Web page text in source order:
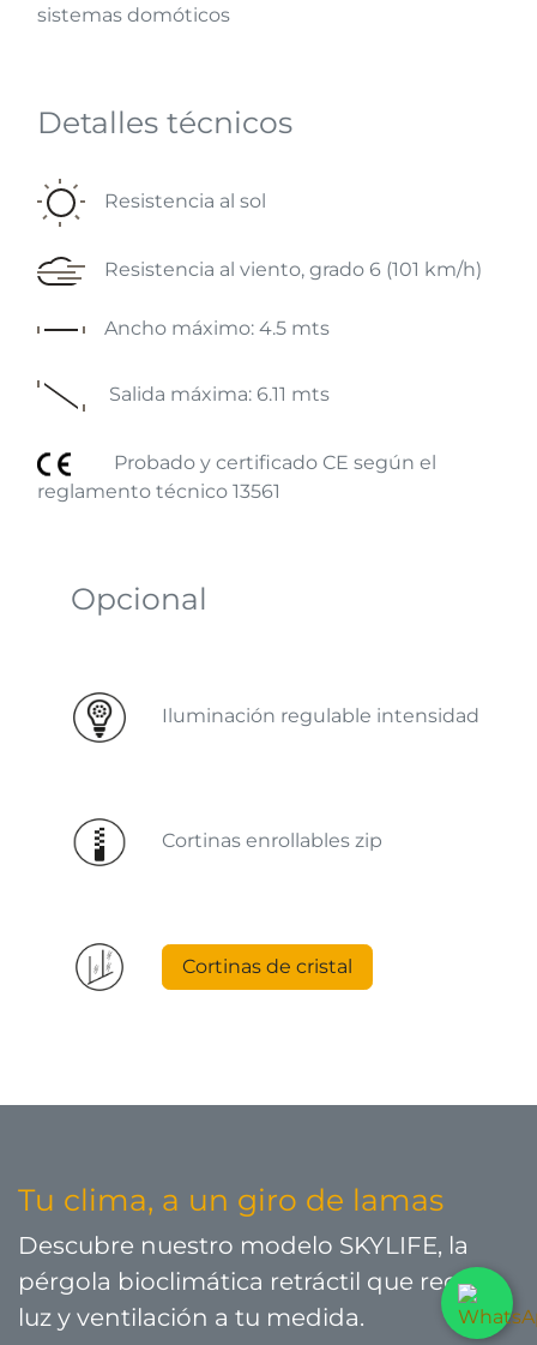
sistemas domóticos
Detalles técnicos
Resistencia al sol
Resistencia al viento, grado 6 (101 km/h)
Ancho máximo: 4.5 mts
Salida máxima: 6.11 mts
Probado y certificado CE según el
reglamento técnico 13561
Opcional
Iluminación regulable intensidad
Cortinas enrollables zip
Cortinas de cristal
Tu clima, a un giro de lamas
Descubre nuestro modelo SKYLIFE, la
pérgola bioclimática retráctil que regula
luz y ventilación a tu medida.